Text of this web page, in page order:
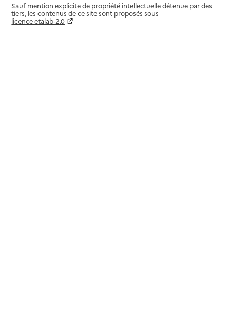
Sauf mention explicite de propriété intellectuelle détenue par des
tiers, les contenus de ce site sont proposés sous
licence etalab-2.0